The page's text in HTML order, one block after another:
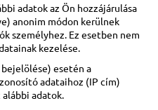
adatok az Ön hozzájárulása
anonim módon kerülnek
személyhez. Ez esetben nem
kezelése.
bejelölése) esetén a
adataihoz (IP cím)
adatok.